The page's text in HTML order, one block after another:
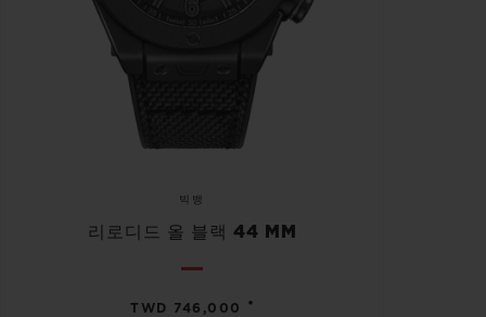
빅뱅
리로디드 올 블랙 44 MM
TWD 746,000 •